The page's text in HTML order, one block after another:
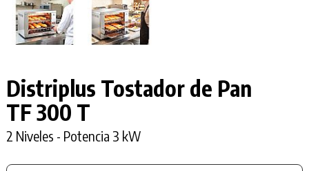
Distriplus Tostador de Pan
TF 300 T
2 Niveles - Potencia 3 kW